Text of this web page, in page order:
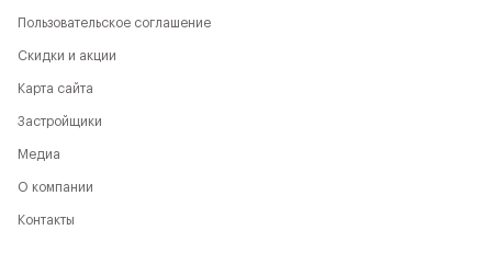
Пользовательское соглашение
Скидки и акции
Карта сайта
Застройщики
Медиа
О компании
Контакты